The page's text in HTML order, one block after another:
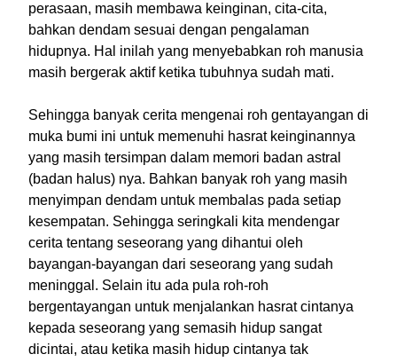
perasaan, masih membawa keinginan, cita-cita,
bahkan dendam sesuai dengan pengalaman
hidupnya. Hal inilah yang menyebabkan roh manusia
masih bergerak aktif ketika tubuhnya sudah mati.
Sehingga banyak cerita mengenai roh gentayangan di
muka bumi ini untuk memenuhi hasrat keinginannya
yang masih tersimpan dalam memori badan astral
(badan halus) nya. Bahkan banyak roh yang masih
menyimpan dendam untuk membalas pada setiap
kesempatan. Sehingga seringkali kita mendengar
cerita tentang seseorang yang dihantui oleh
bayangan-bayangan dari seseorang yang sudah
meninggal. Selain itu ada pula roh-roh
bergentayangan untuk menjalankan hasrat cintanya
kepada seseorang yang semasih hidup sangat
dicintai, atau ketika masih hidup cintanya tak